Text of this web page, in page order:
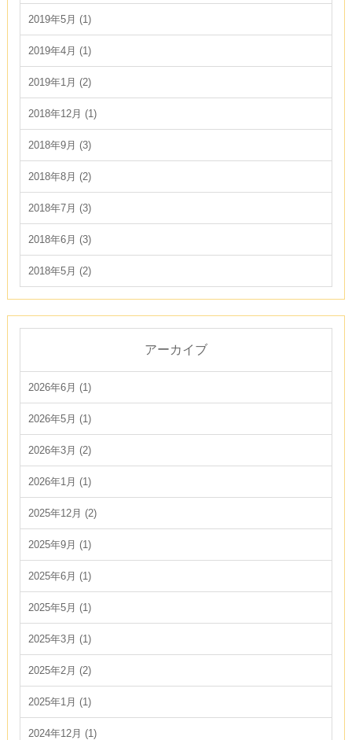
2019年5月 (1)
2019年4月 (1)
2019年1月 (2)
2018年12月 (1)
2018年9月 (3)
2018年8月 (2)
2018年7月 (3)
2018年6月 (3)
2018年5月 (2)
アーカイブ
2026年6月 (1)
2026年5月 (1)
2026年3月 (2)
2026年1月 (1)
2025年12月 (2)
2025年9月 (1)
2025年6月 (1)
2025年5月 (1)
2025年3月 (1)
2025年2月 (2)
2025年1月 (1)
2024年12月 (1)